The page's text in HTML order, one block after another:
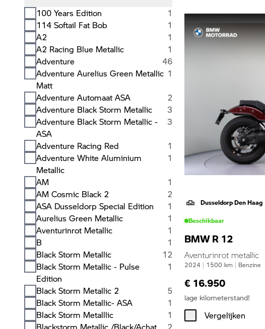
Wit
71
Zilver
5
Zwart
167
100 Years Edition
1
114 Softail Fat Bob
1
A2
1
A2 Racing Blue Metallic
1
Adventure
46
Adventure Aurelius Green Metallic
Matt
1
Adventure Automaat ASA
2
Adventure Black Storm Metallic
3
Adventure Black Storm Metallic -
ASA
3
Adventure Racing Red
1
Adventure White Aluminium
Metallic
1
AM
1
AM Cosmic Black 2
2
ASA Dusseldorp Special Edition
1
Aurelius Green Metallic
1
Aventurinrot Metallic
1
B
1
Black Storm Metallic
12
Black Storm Metallic - Pulse
Edition
1
Black Storm Metallic 2
5
Black Storm Metallic- ASA
1
Black Storm Metalllic
1
Dusseldorp Den Haag
Beschikbaar
BMW R 12
Aventurinrot metallic
2024 | 1500 km | Benzine
€ 16.950
lage kilometerstand!
Vergelijken